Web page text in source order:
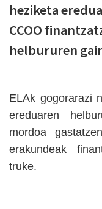
heziketa
CCOO
helbururen
ELAk gogorarazi
ereduaren
mordoa
erakundeak
truke.